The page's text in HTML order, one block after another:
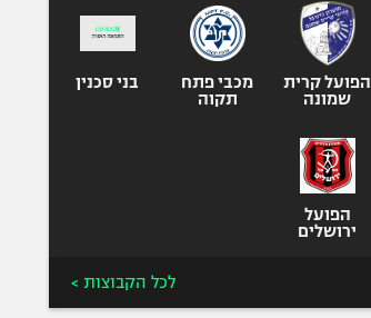
בייסבול MLB
ספורט אתגרי
אומנויות לחימה
הפועל קרית
שמונה
מכבי פתח
תקוה
בני סכנין
הפועל
ירושלים
לכל הקבוצות >